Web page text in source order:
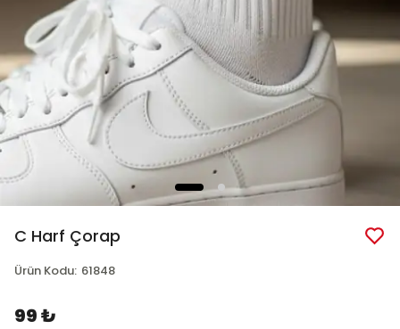
C Harf Çorap
Ürün Kodu: 61848
99 ₺